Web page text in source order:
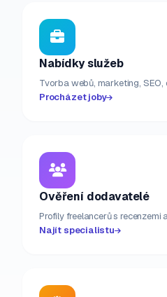
Nabídky služeb
Tvorba webů, marketing,
Procházet joby
Ověření dodavatelé
Profily freelancerů s recenzemi
Najít specialistu